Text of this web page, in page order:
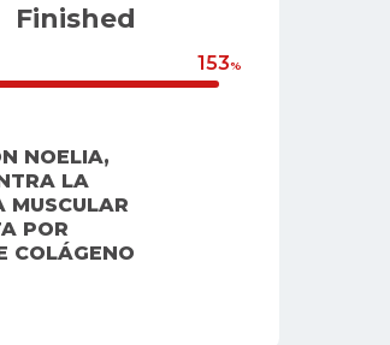
Finished
153%
NOELIA,
LA
MUSCULAR
POR
COLÁGENO